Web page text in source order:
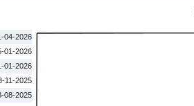
04-2026
01-2026
01-2026
11-2025
08-2025